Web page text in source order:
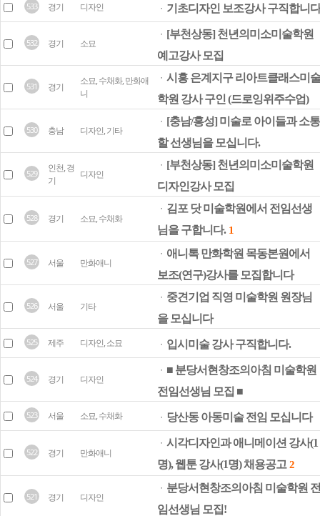
533 경기 디자인 ㆍ 기초디자인 보조강사 구직합니다
532 경기 소묘
ㆍ [부천상동] 천년의미소미술학원
예고강사 모집
531 경기
소묘, 수채화, 만화애
니
ㆍ 시흥 은계지구 리아트클래스미술
학원 강사 구인 (드로잉위주수업)
530 충남 디자인, 기타
ㆍ [충남/홍성] 미술로 아이들과 소통
할 선생님을 모십니다.
529
인천, 경
기
디자인
ㆍ [부천상동] 천년의미소미술학원
디자인강사 모집
528 경기 소묘, 수채화
ㆍ 김포 닷 미술학원에서 전임선생
님을 구합니다. 1
527 서울 만화애니
ㆍ 애니톡 만화학원 목동본원에서
보조(연구)강사를 모집합니다
526 서울 기타
ㆍ 중견기업 직영 미술학원 원장님
을 모십니다
525 제주 디자인, 소묘 ㆍ 입시미술 강사 구직합니다.
524 경기 디자인
ㆍ ■ 분당서현창조의아침 미술학원
전임선생님 모집 ■
523 서울 소묘, 수채화 ㆍ 당산동 아동미술 전임 모십니다
522 경기 만화애니
ㆍ 시각디자인과 애니메이션 강사(1
명), 웹툰 강사(1명) 채용공고 2
521 경기 디자인
ㆍ 분당서현창조의아침 미술학원 전
임선생님 모집!